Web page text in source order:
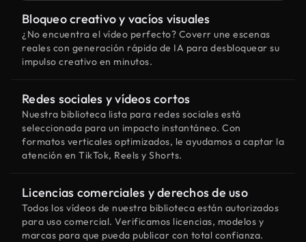
Bloqueo creativo y vacíos visuales
¿No encuentra el vídeo perfecto? Coverr une escenas
reales con generación rápida de IA para desbloquear su
impulso creativo en minutos.
Redes sociales y vídeos cortos
Nuestra biblioteca lista para redes sociales está
seleccionada para un impacto instantáneo. Con
formatos verticales optimizados, le ayudamos a captar la
atención en TikTok, Reels y Shorts.
Licencias comerciales y derechos de uso
Todos los vídeos de nuestra biblioteca están autorizados
para uso comercial. Verificamos licencias, modelos y
marcas para que pueda publicar con total confianza.